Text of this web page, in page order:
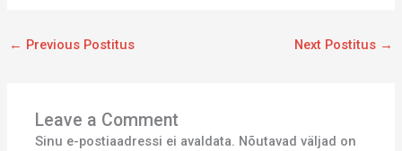
← Previous Postitus Next Postitus →
Leave a Comment
Sinu e-postiaadressi ei avaldata. Nõutavad väljad on